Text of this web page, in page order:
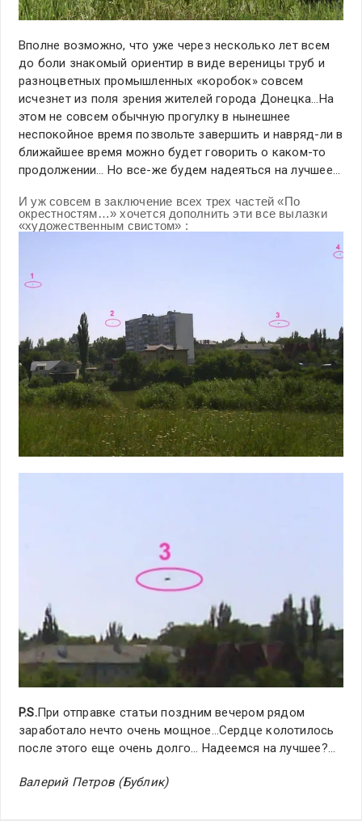
Вполне возможно, что уже через несколько лет всем
до боли знакомый ориентир в виде вереницы труб и
разноцветных промышленных «коробок» совсем
исчезнет из поля зрения жителей города Донецка…На
этом не совсем обычную прогулку в нынешнее
неспокойное время позвольте завершить и навряд-ли в
ближайшее время можно будет говорить о каком-то
продолжении… Но все-же будем надеяться на лучшее…
И уж совсем в заключение всех трех частей «По
окрестностям…» хочется дополнить эти все вылазки
«художественным свистом» :
P.S.При отправке статьи поздним вечером рядом
заработало нечто очень мощное…Сердце колотилось
после этого еще очень долго… Надеемся на лучшее?…
Валерий Петров (Бублик)